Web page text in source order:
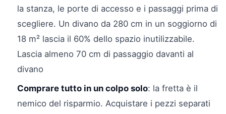
la stanza, le porte di accesso e i passaggi prima di
scegliere. Un divano da 280 cm in un soggiorno di
18 m² lascia il 60% dello spazio inutilizzabile.
Lascia almeno 70 cm di passaggio davanti al
divano
Comprare tutto in un colpo solo: la fretta è il
nemico del risparmio. Acquistare i pezzi separati